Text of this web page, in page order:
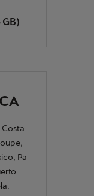
Costa
Pa